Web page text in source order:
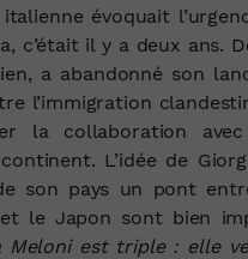
évoquait
c’était il y a deux ans.
a abandonné son
l’immigration
la collaboration avec
L’idée de
son pays un pont
et le Japon sont bien
Meloni est triple : elle